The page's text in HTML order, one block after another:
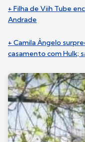
+ Filha de Viih Tube
Andrade
+ Camila Ângelo
casamento com Hulk;